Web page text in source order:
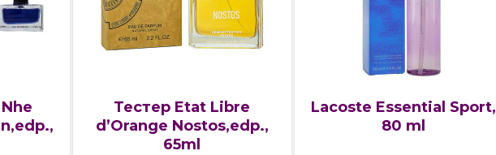
Тестер Etat Libre
d’Orange Nostos,edp.,
65ml
Lacoste Essential Sport,
80 ml